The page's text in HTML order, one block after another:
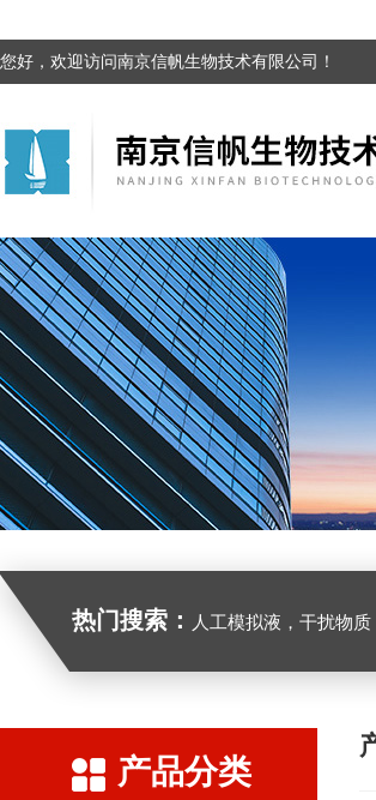
您好，欢迎访问南京信帆生物技术有限公司！
热门搜索： 人工模拟液，干扰物
产品分类